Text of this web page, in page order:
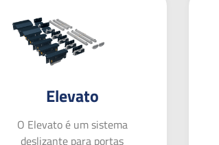
Elevato
O Elevato é um sistema
deslizante para portas